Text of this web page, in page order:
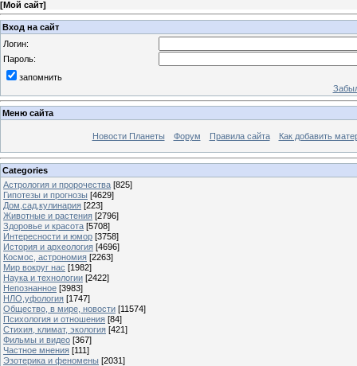
[Мой сайт]
Вход на сайт
Логин:
Пароль:
запомнить
Меню сайта
Новости Планеты Форум Правила сайта Как добавить
Categories
Астрология и пророчества [825]
Гипотезы и прогнозы [4629]
Дом,сад,кулинария [223]
Животные и растения [2796]
Здоровье и красота [5708]
Интересности и юмор [3758]
История и археология [4696]
Космос, астрономия [2263]
Мир вокруг нас [1982]
Наука и технологии [2422]
Непознанное [3983]
НЛО,уфология [1747]
Общество, в мире, новости [11574]
Психология и отношения [84]
Стихия, климат, экология [421]
Фильмы и видео [367]
Частное мнения [111]
Эзотерика и феномены [2031]